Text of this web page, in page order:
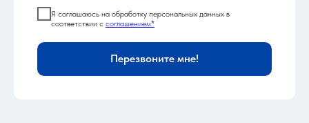
Я соглашаюсь на обработку персональных данных в
соответствии с соглашением*
Перезвоните мне!